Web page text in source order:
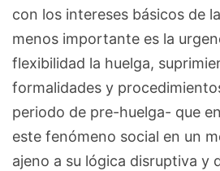
con los intereses básicos de
menos importante es la
flexibilidad la huelga,
formalidades y
periodo de pre-huelga- que
este fenómeno social en un
ajeno a su lógica disruptiva y